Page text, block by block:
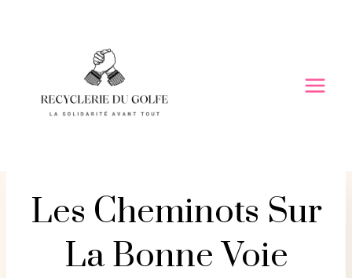
Les Cheminots Sur
La Bonne Voie